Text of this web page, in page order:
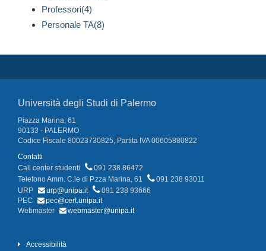
Professori(4)
Personale TA(8)
Università degli Studi di Palermo
Piazza Marina, 61
90133 - PALERMO
Codice Fiscale 80023730825, Partita IVA 00605880822
Contatti
Call center studenti
091 238 86472
Telefono Amm. C.le di P.zza Marina, 61
091 238 93011
URP
urp@unipa.it
091 238 93666
PEC
pec@cert.unipa.it
Webmaster
webmaster@unipa.it
Accessibilità